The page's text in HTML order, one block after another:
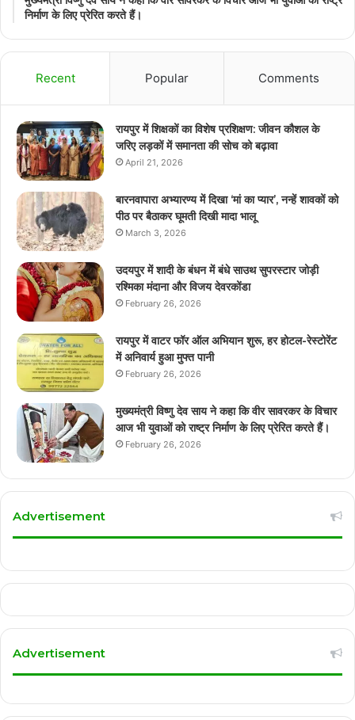
निर्माण के लिए प्रेरित करते हैं।
Recent Popular Comments
रायपुर में शिक्षकों का विशेष प्रशिक्षण: जीवन कौशल के
जरिए लड़कों में समानता की सोच को बढ़ावा
April 21, 2026
बारनवापारा अभ्यारण्य में दिखा ‘मां का प्यार’, नन्हें शावकों को
पीठ पर बैठाकर घूमती दिखी मादा भालू
March 3, 2026
उदयपुर में शादी के बंधन में बंधे साउथ सुपरस्टार जोड़ी
रश्मिका मंदाना और विजय देवरकोंडा
February 26, 2026
रायपुर में वाटर फॉर ऑल अभियान शुरू, हर होटल-रेस्टोरेंट
में अनिवार्य हुआ मुफ्त पानी
February 26, 2026
मुख्यमंत्री विष्णु देव साय ने कहा कि वीर सावरकर के विचार
आज भी युवाओं को राष्ट्र निर्माण के लिए प्रेरित करते हैं।
February 26, 2026
Advertisement
Advertisement